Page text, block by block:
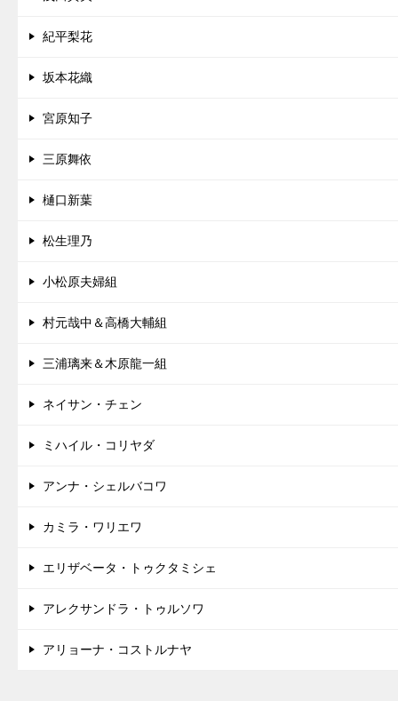
紀平梨花
坂本花織
宮原知子
三原舞依
樋口新葉
松生理乃
小松原夫婦組
村元哉中＆高橋大輔組
三浦璃来＆木原龍一組
ネイサン・チェン
ミハイル・コリヤダ
アンナ・シェルバコワ
カミラ・ワリエワ
エリザベータ・トゥクタミシェ
アレクサンドラ・トゥルソワ
アリョーナ・コストルナヤ